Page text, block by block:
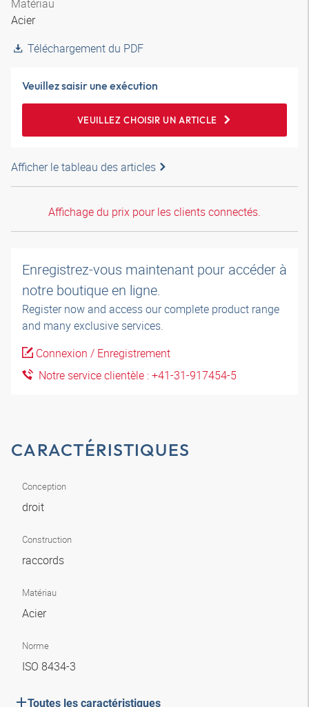
Matériau
Acier
Téléchargement du PDF
Veuillez saisir une exécution
VEUILLEZ CHOISIR UN ARTICLE
Afficher le tableau des articles
Affichage du prix pour les clients connectés.
Enregistrez-vous maintenant pour accéder à
notre boutique en ligne.
Register now and access our complete product range
and many exclusive services.
Connexion / Enregistrement
Notre service clientèle : +41-31-917454-5
CARACTÉRISTIQUES
Conception
droit
Construction
raccords
Matériau
Acier
Norme
ISO 8434-3
Toutes les caractéristiques